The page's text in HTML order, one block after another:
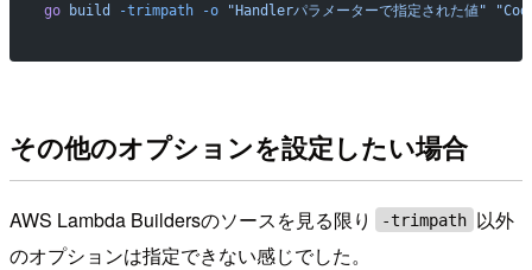
go build -trimpath -o "Handlerパラメーターで指定された値"
その他のオプションを設定したい場合
AWS Lambda Buildersのソースを見る限り -trimpath 以外
のオプションは指定できない感じでした。